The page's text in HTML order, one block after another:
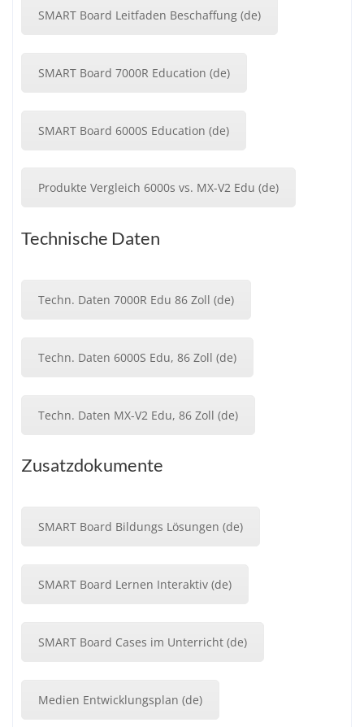
SMART Board Leitfaden Beschaffung (de)
SMART Board 7000R Education (de)
SMART Board 6000S Education (de)
Produkte Vergleich 6000s vs. MX-V2 Edu (de)
Technische Daten
Techn. Daten 7000R Edu 86 Zoll (de)
Techn. Daten 6000S Edu, 86 Zoll (de)
Techn. Daten MX-V2 Edu, 86 Zoll (de)
Zusatzdokumente
SMART Board Bildungs Lösungen (de)
SMART Board Lernen Interaktiv (de)
SMART Board Cases im Unterricht (de)
Medien Entwicklungsplan (de)